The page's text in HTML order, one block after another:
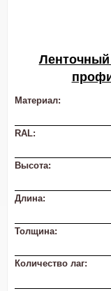
Материал:
RAL:
Высота:
Длина:
Толщина:
Количество лаг: